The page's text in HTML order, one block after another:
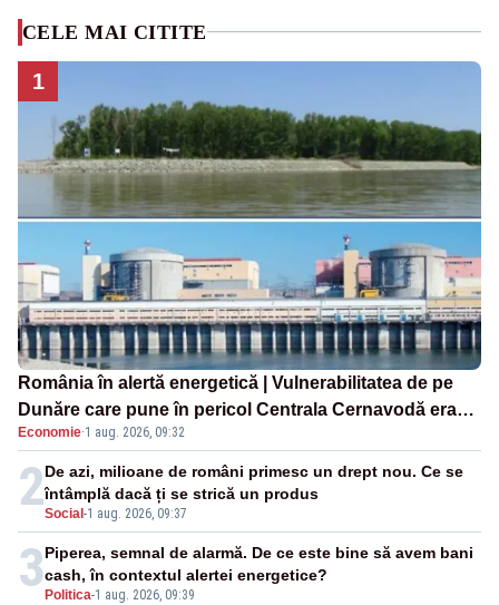
CELE MAI CITITE
1
România în alertă energetică | Vulnerabilitatea de pe
Dunăre care pune în pericol Centrala Cernavodă era
cunoscută de pe vremea lui Ceaușescu
Economie·1 aug. 2026, 09:32
2Social -1 aug. 2026, 09:37
De azi, milioane de români primesc un drept nou. Ce se
întâmplă dacă ți se strică un produs
3 Politica-1 aug. 2026, 09:39
Piperea, semnal de alarmă. De ce este bine să avem bani
cash, în contextul alertei energetice?